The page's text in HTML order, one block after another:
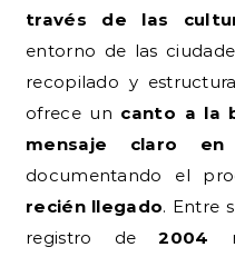
través de las
entorno de las
recopilado y
ofrece un canto a la
mensaje claro
documentando el
recién llegado. Entre
registro de2004